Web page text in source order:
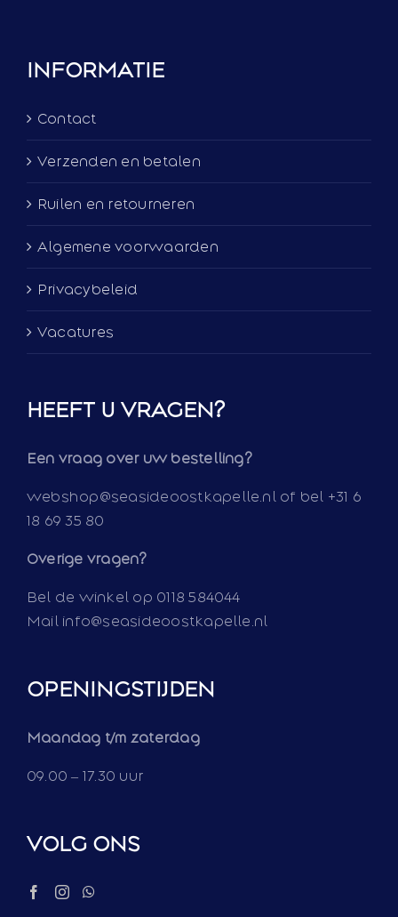
INFORMATIE
Contact
Verzenden en betalen
Ruilen en retourneren
Algemene voorwaarden
Privacybeleid
Vacatures
HEEFT U VRAGEN?
Een vraag over uw bestelling?
webshop@seasideoostkapelle.nl of bel +31 6
18 69 35 80
Overige vragen?
Bel de winkel op 0118 584044
Mail info@seasideoostkapelle.nl
OPENINGSTIJDEN
Maandag t/m zaterdag
09.00 – 17.30 uur
VOLG ONS